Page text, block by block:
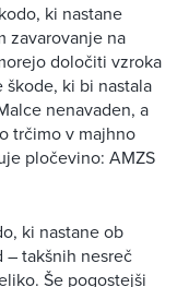
ki nastane
zavarovanje na
določiti vzroka
ki bi nastala
nenavaden, a
trčimo v majhno
pločevino: AMZS
ki nastane ob
takšnih nesreč
Še pogostejši